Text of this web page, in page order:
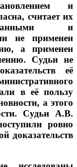
и
считает их
и
не применен
а применен
Судьи не
её
в её пользу
а этого
Судьи А.В.
ровно
доказательств